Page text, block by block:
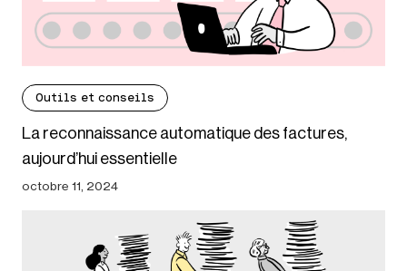
Outils et conseils
La reconnaissance automatique des factures,
aujourd’hui essentielle
octobre 11, 2024